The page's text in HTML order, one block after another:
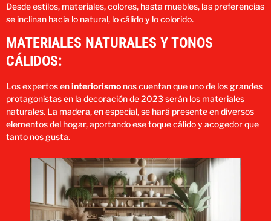
Desde estilos, materiales, colores, hasta muebles, las preferencias
se inclinan hacia lo natural, lo cálido y lo colorido.
MATERIALES NATURALES Y TONOS
CÁLIDOS:
Los expertos eninteriorismo nos cuentan que uno de los grandes
protagonistas en la decoración de 2023 serán los materiales
naturales. La madera, en especial, se hará presente en diversos
elementos del hogar, aportando ese toque cálido y acogedor que
tanto nos gusta​​.